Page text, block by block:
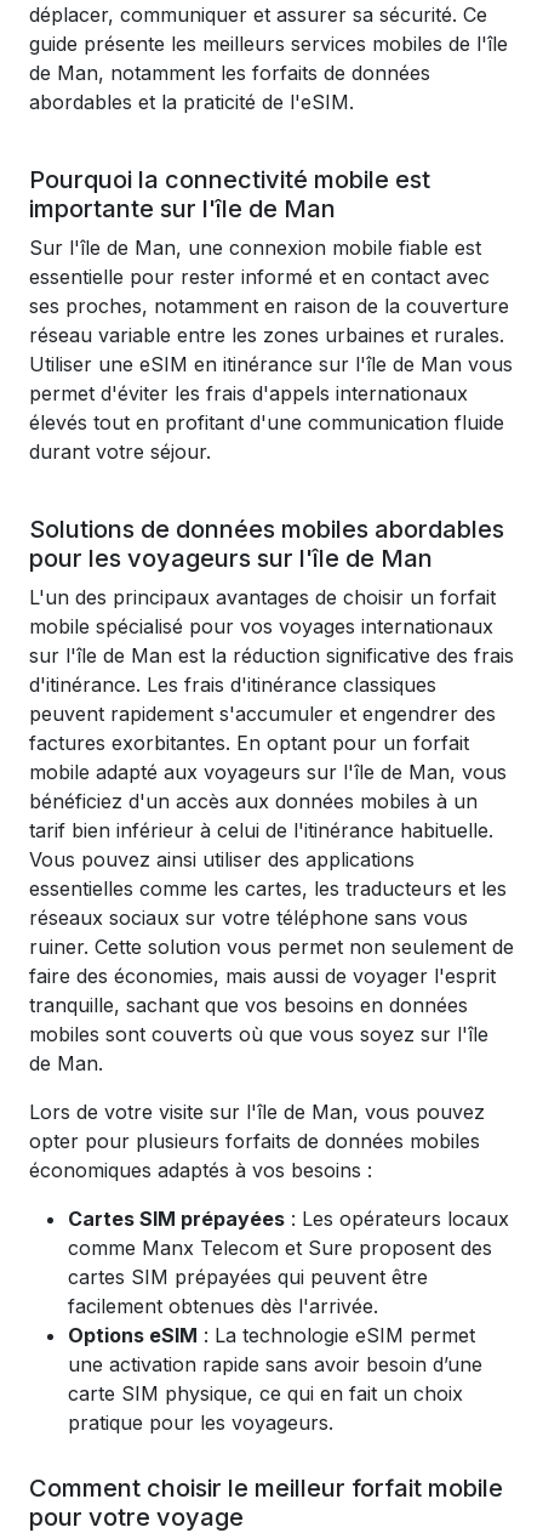
déplacer, communiquer et assurer sa sécurité. Ce
guide présente les meilleurs services mobiles de l'île
de Man, notamment les forfaits de données
abordables et la praticité de l'eSIM.
Pourquoi la connectivité mobile est
importante sur l'île de Man
Sur l'île de Man, une connexion mobile fiable est
essentielle pour rester informé et en contact avec
ses proches, notamment en raison de la couverture
réseau variable entre les zones urbaines et rurales.
Utiliser une eSIM en itinérance sur l'île de Man vous
permet d'éviter les frais d'appels internationaux
élevés tout en profitant d'une communication fluide
durant votre séjour.
Solutions de données mobiles abordables
pour les voyageurs sur l'île de Man
L'un des principaux avantages de choisir un forfait
mobile spécialisé pour vos voyages internationaux
sur l'île de Man est la réduction significative des frais
d'itinérance. Les frais d'itinérance classiques
peuvent rapidement s'accumuler et engendrer des
factures exorbitantes. En optant pour un forfait
mobile adapté aux voyageurs sur l'île de Man, vous
bénéficiez d'un accès aux données mobiles à un
tarif bien inférieur à celui de l'itinérance habituelle.
Vous pouvez ainsi utiliser des applications
essentielles comme les cartes, les traducteurs et les
réseaux sociaux sur votre téléphone sans vous
ruiner. Cette solution vous permet non seulement de
faire des économies, mais aussi de voyager l'esprit
tranquille, sachant que vos besoins en données
mobiles sont couverts où que vous soyez sur l'île
de Man.
Lors de votre visite sur l'île de Man, vous pouvez
opter pour plusieurs forfaits de données mobiles
économiques adaptés à vos besoins :
Cartes SIM prépayées : Les opérateurs locaux
comme Manx Telecom et Sure proposent des
cartes SIM prépayées qui peuvent être
facilement obtenues dès l'arrivée.
Options eSIM : La technologie eSIM permet
une activation rapide sans avoir besoin d’une
carte SIM physique, ce qui en fait un choix
pratique pour les voyageurs.
Comment choisir le meilleur forfait mobile
pour votre voyage